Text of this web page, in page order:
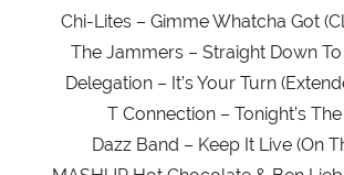
Chi-Lites – Gimme Whatcha Got
The Jammers – Straight Down
Delegation – It’s Your Turn
T Connection – Tonight’s
Dazz Band – Keep It Live (On